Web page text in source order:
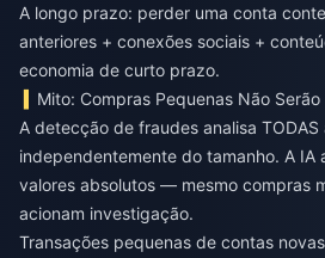
A longo prazo: perder uma conta
anteriores + conexões sociais +
economia de curto prazo.
Mito: Compras Pequenas Não
A detecção de fraudes analisa TODAS
independentemente do tamanho. A IA
valores absolutos — mesmo compras
acionam investigação.
Transações pequenas de contas